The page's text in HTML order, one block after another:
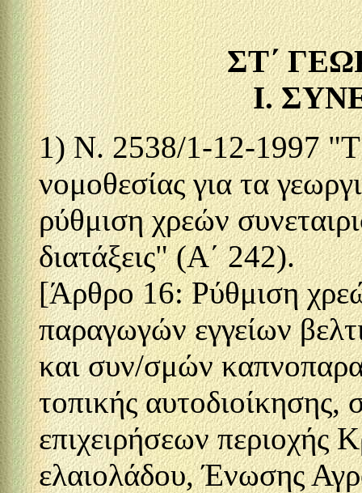
ΣΤ΄
I.
1) N. 2538/1-12-1997
νομοθεσίας για τα
ρύθμιση χρεών
διατάξεις" (Α΄ 242).
[Άρθρο 16: Ρύθμιση
παραγωγών εγγείων
και συν/σμών
τοπικής
επιχειρήσεων περιοχής
ελαιολάδου, Ένωσης